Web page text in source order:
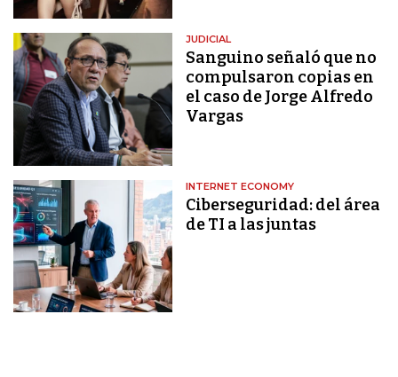
JUDICIAL
Sanguino señaló que no
compulsaron copias en
el caso de Jorge Alfredo
Vargas
INTERNET ECONOMY
Ciberseguridad: del área
de TI a las juntas